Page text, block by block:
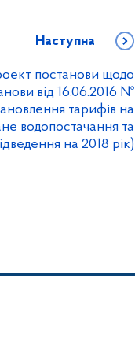
Наступна
постанови щодо
від 16.06.2016 №
тарифів на
водопостачання та
на 2018 рік)